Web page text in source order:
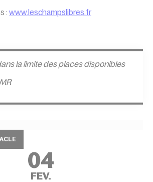
: www.leschampslibres.fr
la limite des places disponibles
04
FEV.